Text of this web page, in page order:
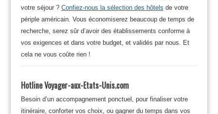
votre séjour ? Confiez-nous la sélection des hôtels de votre
périple américain. Vous économiserez beaucoup de temps de
recherche, serez sûr d’avoir des établissements conforme à
vos exigences et dans votre budget, et validés par nous. Et
cela ne vous coûte rien !
Hotline Voyager-aux-Etats-Unis.com
Besoin d’un accompagnement ponctuel, pour finaliser votre
itinéraire, conforter vos choix, ou gagner du temps dans vos